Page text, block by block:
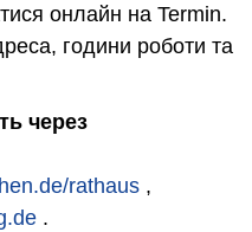
онлайн на Termin.
години роботи та
через
rathaus ,
.